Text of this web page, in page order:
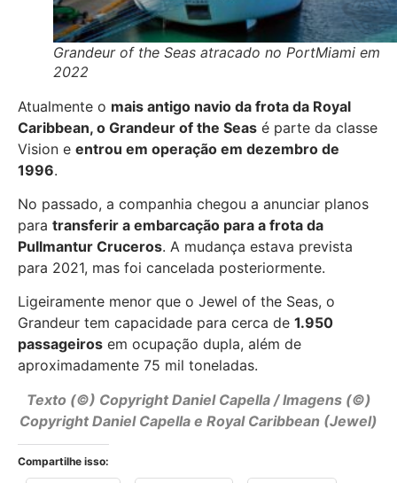
Grandeur of the Seas atracado no PortMiami em
2022
Atualmente o mais antigo navio da frota da Royal
Caribbean, o Grandeur of the Seas é parte da classe
Vision e entrou em operação em dezembro de
1996.
No passado, a companhia chegou a anunciar planos
para transferir a embarcação para a frota da
Pullmantur Cruceros. A mudança estava prevista
para 2021, mas foi cancelada posteriormente.
Ligeiramente menor que o Jewel of the Seas, o
Grandeur tem capacidade para cerca de 1.950
passageiros em ocupação dupla, além de
aproximadamente 75 mil toneladas.
Texto (©) CopyrightDaniel Capella/ Imagens (©)
Copyright Daniel Capella e Royal Caribbean (Jewel)
Compartilhe isso: